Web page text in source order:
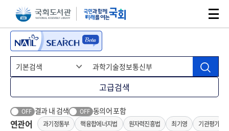
본문 바로가기주메뉴 바로가기
고급검색
OFF 결과 내 검색 OFF 동의어 포함
연관어 과기정통부 핵융합에너지법 원자력진흥법 최기영 기관평가